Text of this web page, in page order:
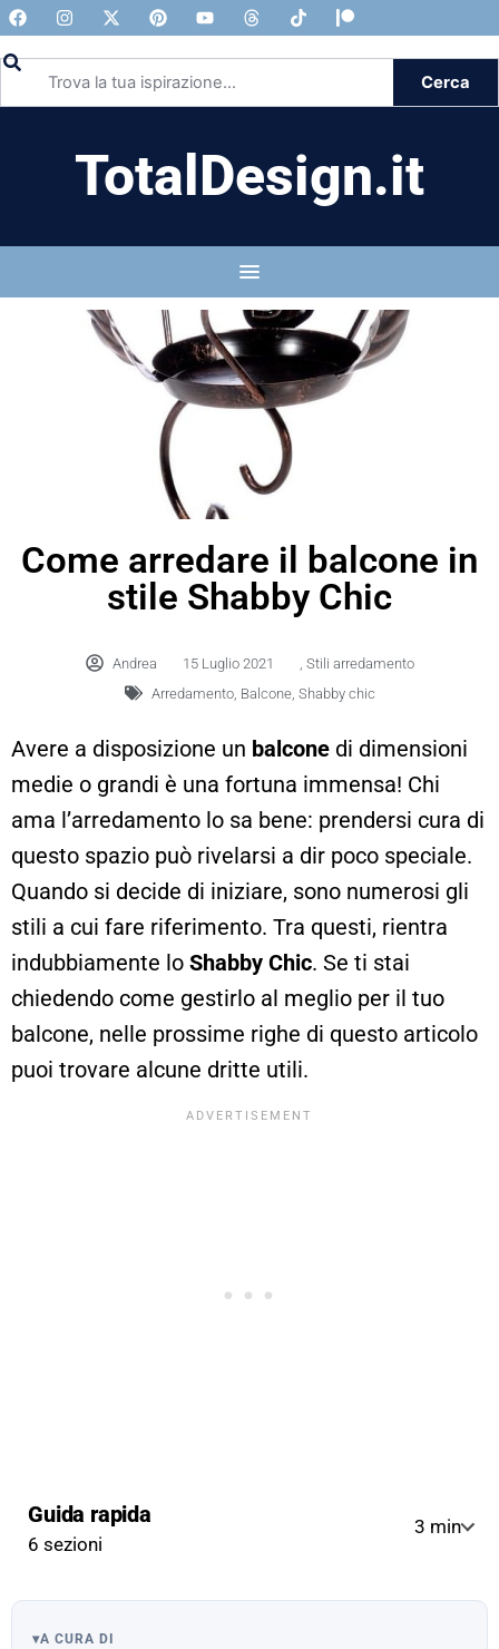
Cerca
TotalDesign.it
Come arredare il balcone in
stile Shabby Chic
Andrea 15 Luglio 2021
Stili arredamento
Arredamento, Balcone, Shabby chic
Avere a disposizione un balcone di dimensioni
medie o grandi è una fortuna immensa! Chi
ama l’arredamento lo sa bene: prendersi cura di
questo spazio può rivelarsi a dir poco speciale.
Quando si decide di iniziare, sono numerosi gli
stili a cui fare riferimento. Tra questi, rientra
indubbiamente lo Shabby Chic. Se ti stai
chiedendo come gestirlo al meglio per il tuo
balcone, nelle prossime righe di questo articolo
puoi trovare alcune dritte utili.
Guida rapida
6 sezioni
3 min
▾A CURA DI